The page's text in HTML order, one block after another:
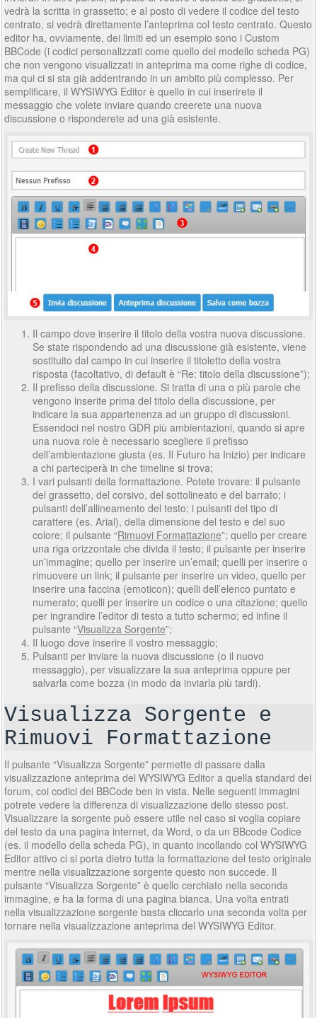
vedrà la scritta in grassetto; e al posto di vedere il codice del testo
centrato, si vedrà direttamente l’anteprima col testo centrato. Questo
editor ha, ovviamente, dei limiti ed un esempio sono i Custom
BBCode (i codici personalizzati come quello del modello scheda PG)
che non vengono visualizzati in anteprima ma come righe di codice,
ma qui ci si sta già addentrando in un ambito più complesso. Per
semplificare, il WYSIWYG Editor è quello in cui inserirete il
messaggio che volete inviare quando creerete una nuova
discussione o risponderete ad una già esistente.
Il campo dove inserire il titolo della vostra nuova discussione.
Se state rispondendo ad una discussione già esistente, viene
sostituito dal campo in cui inserire il titoletto della vostra
risposta (facoltativo, di default è “Re: titolo della discussione”);
Il prefisso della discussione. Si tratta di una o più parole che
vengono inserite prima del titolo della discussione, per
indicare la sua appartenenza ad un gruppo di discussioni.
Essendoci nel nostro GDR più ambientazioni, quando si apre
una nuova role è necessario scegliere il prefisso
dell’ambientazione giusta (es. Il Futuro ha Inizio) per indicare
a chi parteciperà in che timeline si trova;
I vari pulsanti della formattazione. Potete trovare: il pulsante
del grassetto, del corsivo, del sottolineato e del barrato; i
pulsanti dell’allineamento del testo; i pulsanti del tipo di
carattere (es. Arial), della dimensione del testo e del suo
colore; il pulsante “Rimuovi Formattazione”; quello per creare
una riga orizzontale che divida il testo; il pulsante per inserire
un’immagine; quello per inserire un’email; quelli per inserire o
rimuovere un link; il pulsante per inserire un video, quello per
inserire una faccina (emoticon); quelli dell’elenco puntato e
numerato; quelli per inserire un codice o una citazione; quello
per ingrandire l’editor di testo a tutto schermo; ed infine il
pulsante “Visualizza Sorgente”;
Il luogo dove inserire il vostro messaggio;
Pulsanti per inviare la nuova discussione (o il nuovo
messaggio), per visualizzare la sua anteprima oppure per
salvarla come bozza (in modo da inviarla più tardi).
Visualizza Sorgente e
Rimuovi Formattazione
Il pulsante “Visualizza Sorgente” permette di passare dalla
visualizzazione anteprima del WYSIWYG Editor a quella standard dei
forum, coi codici dei BBCode ben in vista. Nelle seguenti immagini
potrete vedere la differenza di visualizzazione dello stesso post.
Visualizzare la sorgente può essere utile nel caso si voglia copiare
del testo da una pagina internet, da Word, o da un BBcode Codice
(es. il modello della scheda PG), in quanto incollando col WYSIWYG
Editor attivo ci si porta dietro tutta la formattazione del testo originale
mentre nella visualizzazione sorgente questo non succede. Il
pulsante “Visualizza Sorgente” è quello cerchiato nella seconda
immagine, e ha la forma di una pagina bianca. Una volta entrati
nella visualizzazione sorgente basta cliccarlo una seconda volta per
tornare nella visualizzazione anteprima del WYSIWYG Editor.